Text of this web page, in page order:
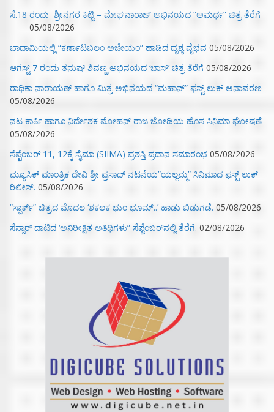
ಸೆ.18 ರಂದು ಶ್ರೀನಗರ ಕಿಟ್ಟಿ – ಮೇಘನಾರಾಜ್ ಅಭಿನಯದ “ಅಮರ್ಥ” ಚಿತ್ರ ತೆರೆಗೆ
05/08/2026
ಬಾದಾಮಿಯಲ್ಲಿ “ಕರ್ಣಾಟಬಲಂ ಅಜೇಯಂ” ಹಾಡಿದ ದೃಶ್ಯ ವೈಭವ 05/08/2026
ಆಗಸ್ಟ್ 7 ರಂದು ತನುಷ್ ಶಿವಣ್ಣ ಅಭಿನಯದ ‘ಬಾಸ್’ ಚಿತ್ರ ತೆರೆಗೆ 05/08/2026
ರಾಧಿಕಾ ನಾರಾಯಣ್ ಹಾಗೂ ಮಿತ್ರ ಅಭಿನಯದ “ಮಹಾನ್” ಫಸ್ಟ್ ಲುಕ್ ಅನಾವರಣ
05/08/2026
ನಟ ಕಾರ್ತಿ ಹಾಗೂ ನಿರ್ದೇಶಕ ಮೋಹನ್ ರಾಜ ಜೋಡಿಯ ಹೊಸ ಸಿನಿಮಾ ಘೋಷಣೆ
05/08/2026
ಸೆಪ್ಟೆಂಬರ್ 11, 12ಕ್ಕೆ ಸೈಮಾ (SIIMA) ಪ್ರಶಸ್ತಿ ಪ್ರದಾನ ಸಮಾರಂಭ 05/08/2026
ಮ್ಯೂಸಿಕ್‌ ಮಾಂತ್ರಿಕ ದೇವಿ ಶ್ರೀ ಪ್ರಸಾದ್ ನಟನೆಯ”ಯಲ್ಲಮ್ಮ” ಸಿನಿಮಾದ ಫಸ್ಟ್‌ ಲುಕ್‌
ರಿಲೀಸ್. 05/08/2026
“ಸ್ಪಾರ್ಕ್” ಚಿತ್ರದ ಮೊದಲ‌ ‘ಶಕಲಕ ಭುಂ‌ ಭೂಮ್..’ ಹಾಡು ಬಿಡುಗಡೆ. 05/08/2026
ಸೆನ್ಸಾರ್ ದಾಟಿದ ‘ಅನಿರೀಕ್ಷಿತ ಅತಿಥಿಗಳು” ಸೆಪ್ಟೆಂಬರ್‌ನಲ್ಲಿ ತೆರೆಗೆ. 02/08/2026